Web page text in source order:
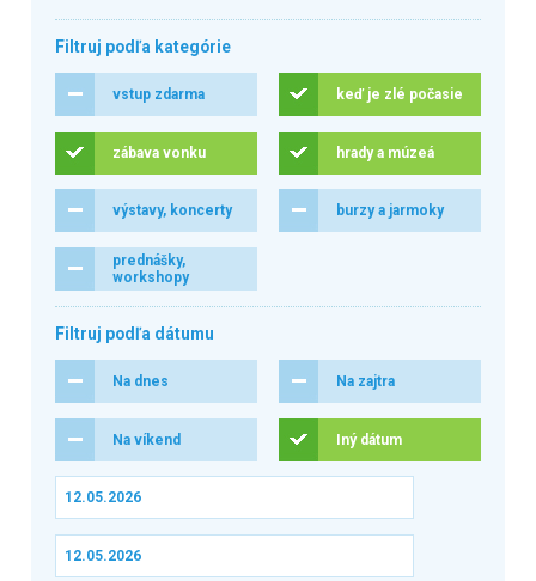
Filtruj podľa kategórie
vstup zdarma keď je zlé počasie
zábava vonku hrady a múzeá
výstavy, koncerty burzy a jarmoky
prednášky,
workshopy
Filtruj podľa dátumu
Na dnes Na zajtra
Na víkend Iný dátum